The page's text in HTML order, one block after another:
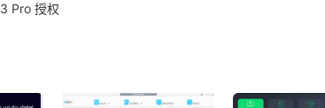
Pro 授权